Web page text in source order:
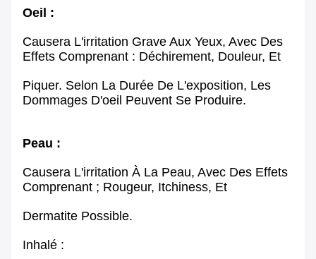
Oeil :
Causera L'irritation Grave Aux Yeux, Avec Des
Effets Comprenant : Déchirement, Douleur, Et
Piquer. Selon La Durée De L'exposition, Les
Dommages D'oeil Peuvent Se Produire.
Peau :
Causera L'irritation À La Peau, Avec Des Effets
Comprenant ; Rougeur, Itchiness, Et
Dermatite Possible.
Inhalé :